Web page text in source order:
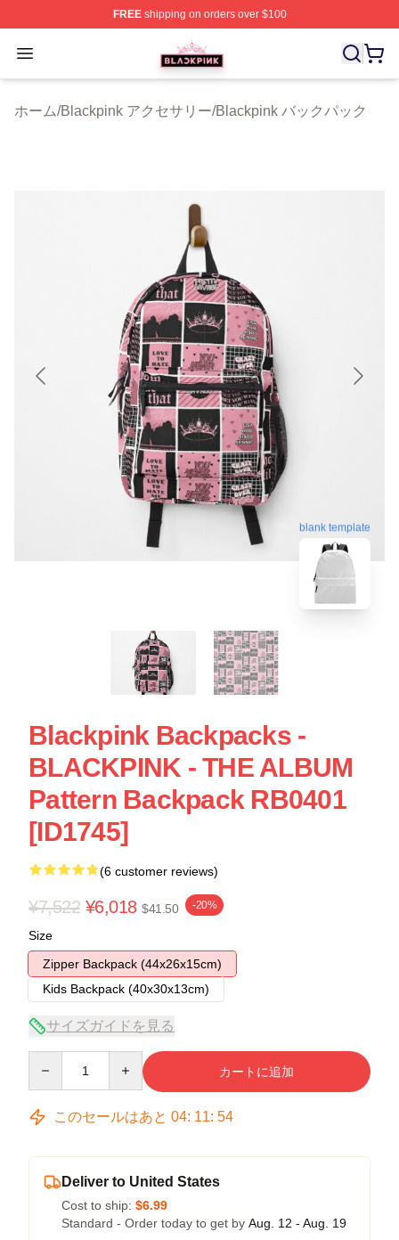
FREEshipping on orders over $100
Open menu
BLACKPINK Shop - Official BLACKPINK Merchandise
ホーム/Blackpink アクセサリー/Blackpink バックパック
blank template
Blackpink Backpacks -
BLACKPINK - THE ALBUM
Pattern Backpack RB0401
[ID1745]
(6 customer reviews)
¥7,522 ¥6,018 $41.50 -20%
Size
Zipper Backpack (44x26x15cm)
Kids Backpack (40x30x13cm)
サイズガイドを見る
カートに追加
このセールはあと 04: 11: 53
Deliver to United States
Cost to ship: $6.99
Standard - Order today to get by Aug. 12 - Aug. 19